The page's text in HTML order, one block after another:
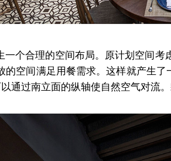
一个合理的空间布局。原计划空间
的空间满足用餐需求。这样就产生
通过南立面的纵轴使自然空气对流